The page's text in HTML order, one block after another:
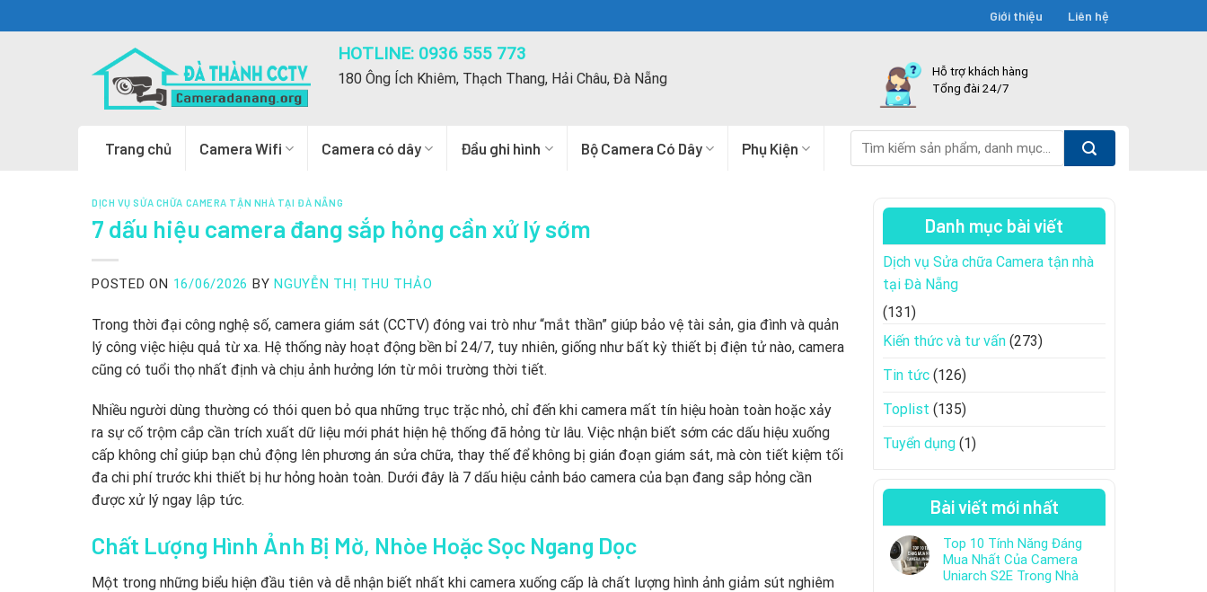
to
Giới thiệu Liên hệ
HOTLINE: 0936 555 773
180 Ông Ích Khiêm, Thạch Thang, Hải Châu, Đà Nẵng
Hỗ trợ khách hàng
Tổng đài 24/7
Trang chủ Camera Wifi Camera có dây Đầu ghi hình Bộ Camera Có Dây Phụ Kiện
kiếm:
DỊCH VỤ SỬA CHỮA CAMERA TẬN NHÀ TẠI ĐÀ NẴNG
7 dấu hiệu camera đang sắp hỏng cần xử lý sớm
POSTED ON 16/06/2026 BY NGUYỄN THỊ THU THẢO
Trong thời đại công nghệ số, camera giám sát (CCTV) đóng vai trò như “mắt thần” giúp bảo vệ tài sản, gia đình và quản
lý công việc hiệu quả từ xa. Hệ thống này hoạt động bền bỉ 24/7, tuy nhiên, giống như bất kỳ thiết bị điện tử nào, camera
cũng có tuổi thọ nhất định và chịu ảnh hưởng lớn từ môi trường thời tiết.
Nhiều người dùng thường có thói quen bỏ qua những trục trặc nhỏ, chỉ đến khi camera mất tín hiệu hoàn toàn hoặc xảy
ra sự cố trộm cắp cần trích xuất dữ liệu mới phát hiện hệ thống đã hỏng từ lâu. Việc nhận biết sớm các dấu hiệu xuống
cấp không chỉ giúp bạn chủ động lên phương án sửa chữa, thay thế để không bị gián đoạn giám sát, mà còn tiết kiệm tối
đa chi phí trước khi thiết bị hư hỏng hoàn toàn. Dưới đây là 7 dấu hiệu cảnh báo camera của bạn đang sắp hỏng cần
được xử lý ngay lập tức.
Chất Lượng Hình Ảnh Bị Mờ, Nhòe Hoặc Sọc Ngang Dọc
Một trong những biểu hiện đầu tiên và dễ nhận biết nhất khi camera xuống cấp là chất lượng hình ảnh giảm sút nghiêm
Danh mục bài viết
Dịch vụ Sửa chữa Camera tận nhà
tại Đà Nẵng
(131)
Kiến thức và tư vấn (273)
Tin tức (126)
Toplist (135)
Tuyển dụng (1)
Bài viết mới nhất
Top 10 Tính Năng Đáng
Mua Nhất Của Camera
Uniarch S2E Trong Nhà